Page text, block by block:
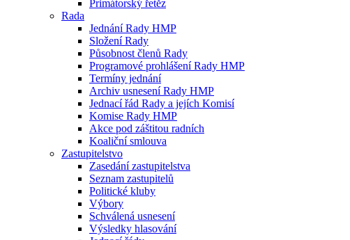
Primátorský řetěz
Rada
Jednání Rady HMP
Složení Rady
Působnost členů Rady
Programové prohlášení Rady HMP
Termíny jednání
Archiv usnesení Rady HMP
Jednací řád Rady a jejích Komisí
Komise Rady HMP
Akce pod záštitou radních
Koaliční smlouva
Zastupitelstvo
Zasedání zastupitelstva
Seznam zastupitelů
Politické kluby
Výbory
Schválená usnesení
Výsledky hlasování